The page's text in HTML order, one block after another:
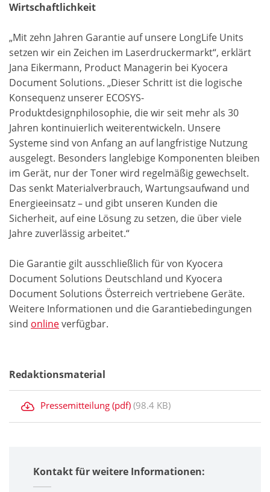
Wirtschaftlichkeit
„Mit zehn Jahren Garantie auf unsere LongLife Units
setzen wir ein Zeichen im Laserdruckermarkt“, erklärt
Jana Eikermann, Product Managerin bei Kyocera
Document Solutions. „Dieser Schritt ist die logische
Konsequenz unserer ECOSYS-
Produktdesignphilosophie, die wir seit mehr als 30
Jahren kontinuierlich weiterentwickeln. Unsere
Systeme sind von Anfang an auf langfristige Nutzung
ausgelegt. Besonders langlebige Komponenten bleiben
im Gerät, nur der Toner wird regelmäßig gewechselt.
Das senkt Materialverbrauch, Wartungsaufwand und
Energieeinsatz – und gibt unseren Kunden die
Sicherheit, auf eine Lösung zu setzen, die über viele
Jahre zuverlässig arbeitet.“
Die Garantie gilt ausschließlich für von Kyocera
Document Solutions Deutschland und Kyocera
Document Solutions Österreich vertriebene Geräte.
Weitere Informationen und die Garantiebedingungen
sind onlineverfügbar.
Redaktionsmaterial
Pressemitteilung (pdf) (98.4 KB)
Kontakt für weitere Informationen: